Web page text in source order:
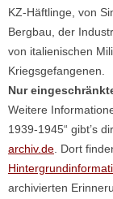
KZ-Häftlinge, von
Bergbau, der
von italienischen
Kriegsgefangenen.
Nur
Weitere
1939-1945“ gibt’s
archiv.de . Dort
archivierten